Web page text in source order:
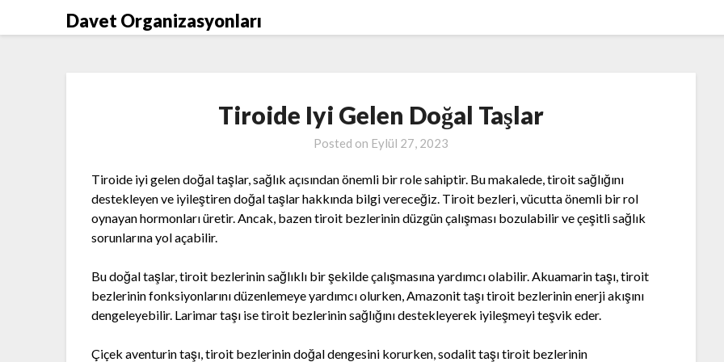
Davet Organizasyonları
Tiroide Iyi Gelen Doğal Taşlar
Posted on Eylül 27, 2023
Tiroide iyi gelen doğal taşlar, sağlık açısından önemli bir role sahiptir. Bu makalede, tiroit sağlığını
destekleyen ve iyileştiren doğal taşlar hakkında bilgi vereceğiz. Tiroit bezleri, vücutta önemli bir rol
oynayan hormonları üretir. Ancak, bazen tiroit bezlerinin düzgün çalışması bozulabilir ve çeşitli sağlık
sorunlarına yol açabilir.
Bu doğal taşlar, tiroit bezlerinin sağlıklı bir şekilde çalışmasına yardımcı olabilir. Akuamarin taşı, tiroit
bezlerinin fonksiyonlarını düzenlemeye yardımcı olurken, Amazonit taşı tiroit bezlerinin enerji akışını
dengeleyebilir. Larimar taşı ise tiroit bezlerinin sağlığını destekleyerek iyileşmeyi teşvik eder.
Çiçek aventurin taşı, tiroit bezlerinin doğal dengesini korurken, sodalit taşı tiroit bezlerinin